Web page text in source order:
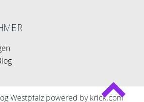
Westpfalz powered by krick.com